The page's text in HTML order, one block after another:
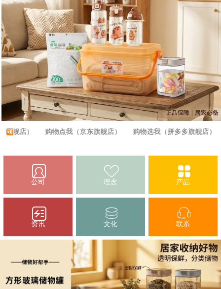
店） 购物点我（京东旗舰店） 购物选我（拼多多旗舰店）
公司 理念 产品
资讯 文化 联系